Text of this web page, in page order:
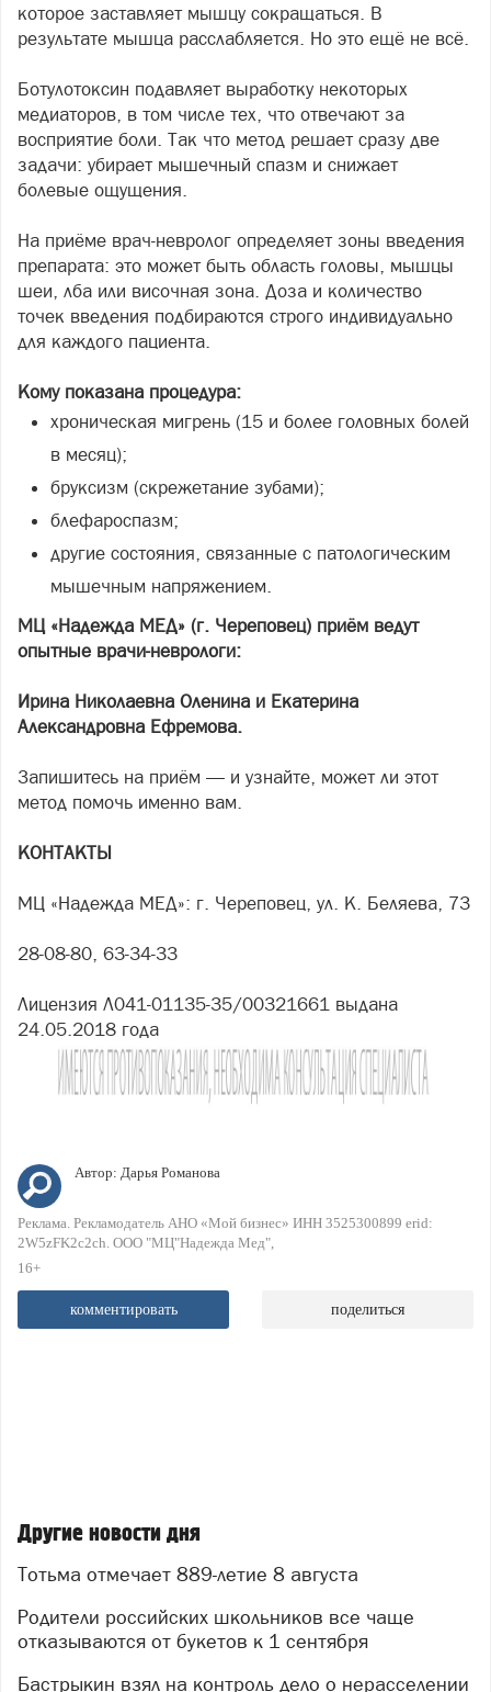
которое заставляет мышцу сокращаться. В
результате мышца расслабляется. Но это ещё не всё.
Ботулотоксин подавляет выработку некоторых
медиаторов, в том числе тех, что отвечают за
восприятие боли. Так что метод решает сразу две
задачи: убирает мышечный спазм и снижает
болевые ощущения.
На приёме врач-невролог определяет зоны введения
препарата: это может быть область головы, мышцы
шеи, лба или височная зона. Доза и количество
точек введения подбираются строго индивидуально
для каждого пациента.
Кому показана процедура:
хроническая мигрень (15 и более головных болей
в месяц);
бруксизм (скрежетание зубами);
блефароспазм;
другие состояния, связанные с патологическим
мышечным напряжением.
МЦ «Надежда МЕД» (г. Череповец) приём ведут
опытные врачи-неврологи:
Ирина Николаевна Оленина и Екатерина
Александровна Ефремова.
Запишитесь на приём — и узнайте, может ли этот
метод помочь именно вам.
КОНТАКТЫ
МЦ «Надежда МЕД»: г. Череповец, ул. К. Беляева, 73
28-08-80, 63-34-33
Лицензия Л041-01135-35/00321661 выдана
24.05.2018 года
Автор: Дарья Романова
Реклама. Рекламодатель АНО «Мой бизнес» ИНН 3525300899 erid:
2W5zFK2c2ch. ООО "МЦ"Надежда Мед"
16+
комментировать поделиться
Другие новости дня
Тотьма отмечает 889-летие 8 августа
Родители российских школьников все чаще
отказываются от букетов к 1 сентября
Бастрыкин взял на контроль дело о нерасселении